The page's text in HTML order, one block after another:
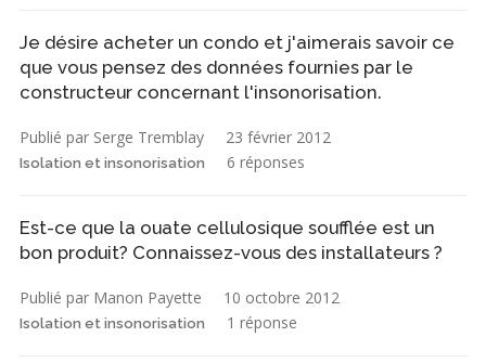
Je désire acheter un condo et j'aimerais savoir ce
que vous pensez des données fournies par le
constructeur concernant l'insonorisation.
Publié par Serge Tremblay 23 février 2012
Isolation et insonorisation 6 réponses
Est-ce que la ouate cellulosique soufflée est un
bon produit? Connaissez-vous des installateurs ?
Publié par Manon Payette 10 octobre 2012
Isolation et insonorisation 1 réponse